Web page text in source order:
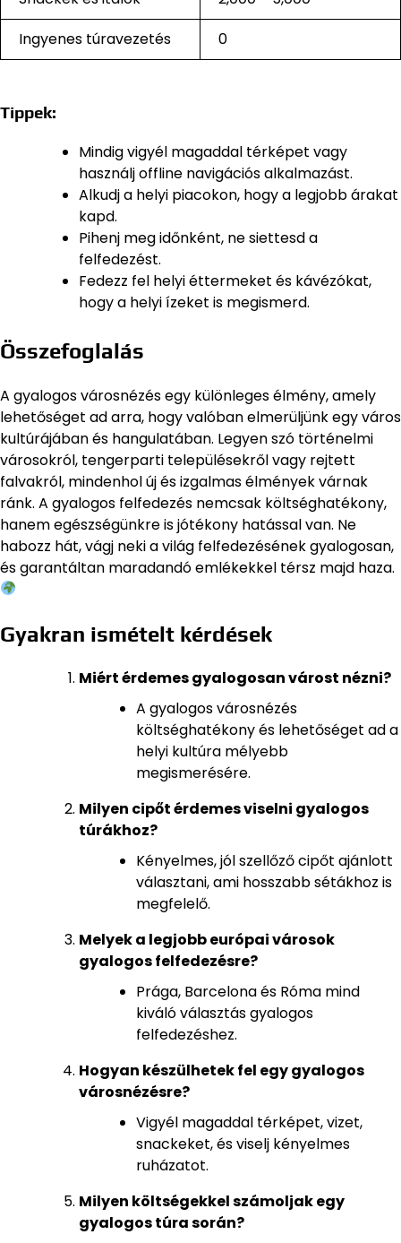
Ingyenes túravezetés
0
Tippek:
Mindig vigyél magaddal térképet vagy
használj offline navigációs alkalmazást.
Alkudj a helyi piacokon, hogy a legjobb árakat
kapd.
Pihenj meg időnként, ne siettesd a
felfedezést.
Fedezz fel helyi éttermeket és kávézókat,
hogy a helyi ízeket is megismerd.
Összefoglalás
A gyalogos városnézés egy különleges élmény, amely
lehetőséget ad arra, hogy valóban elmerüljünk egy város
kultúrájában és hangulatában. Legyen szó történelmi
városokról, tengerparti településekről vagy rejtett
falvakról, mindenhol új és izgalmas élmények várnak
ránk. A gyalogos felfedezés nemcsak költséghatékony,
hanem egészségünkre is jótékony hatással van. Ne
habozz hát, vágj neki a világ felfedezésének gyalogosan,
és garantáltan maradandó emlékekkel térsz majd haza.
Gyakran ismételt kérdések
Miért érdemes gyalogosan várost nézni?
A gyalogos városnézés
költséghatékony és lehetőséget ad a
helyi kultúra mélyebb
megismerésére.
Milyen cipőt érdemes viselni gyalogos
túrákhoz?
Kényelmes, jól szellőző cipőt ajánlott
választani, ami hosszabb sétákhoz is
megfelelő.
Melyek a legjobb európai városok
gyalogos felfedezésre?
Prága, Barcelona és Róma mind
kiváló választás gyalogos
felfedezéshez.
Hogyan készülhetek fel egy gyalogos
városnézésre?
Vigyél magaddal térképet, vizet,
snackeket, és viselj kényelmes
ruházatot.
Milyen költségekkel számoljak egy
gyalogos túra során?